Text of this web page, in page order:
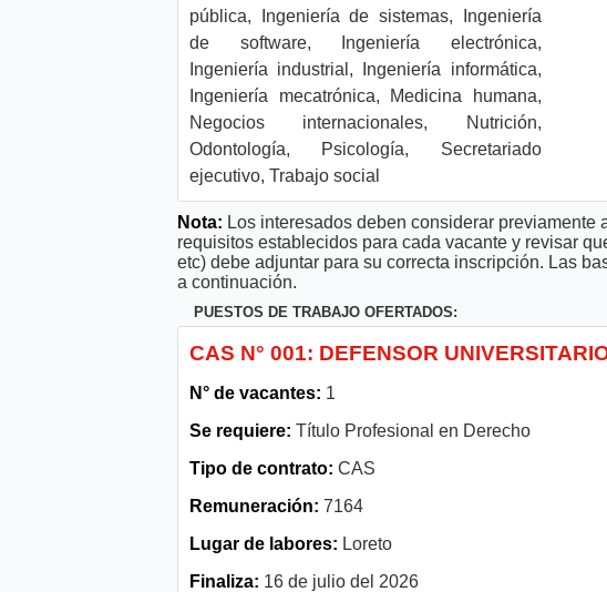
pública, Ingeniería de sistemas, Ingeniería
de software, Ingeniería electrónica,
Ingeniería industrial, Ingeniería informática,
Ingeniería mecatrónica, Medicina humana,
Negocios internacionales, Nutrición,
Odontología, Psicología, Secretariado
ejecutivo, Trabajo social
Nota: Los interesados deben considerar
requisitos establecidos para cada vacante y revisar
etc) debe adjuntar para su correcta inscripción. Las
a continuación.
PUESTOS DE TRABAJO OFERTADOS:
CAS N° 001: DEFENSOR
N° de vacantes: 1
Se requiere: Título Profesional en Derecho
Tipo de contrato: CAS
Remuneración: 7164
Lugar de labores: Loreto
Finaliza: 16 de julio del 2026